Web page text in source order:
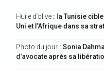
Huile d’olive : la Tunisie
Uni et l’Afrique dans sa
Photo du jour : Sonia
d’avocate après sa